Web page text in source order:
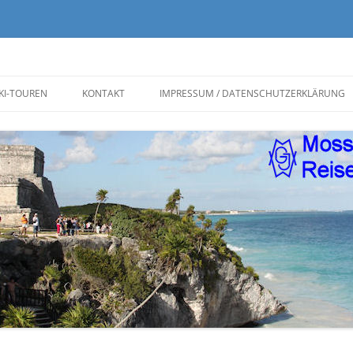
TOUREN KONTAKT IMPRESSUM / DATENSCHUTZERKLÄRUNG